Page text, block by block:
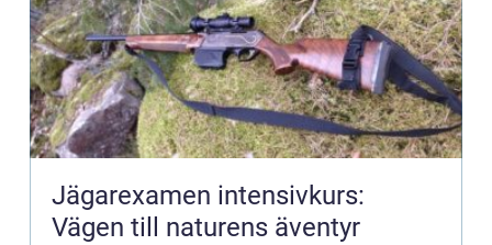
Jägarexamen intensivkurs:
Vägen till naturens äventyr